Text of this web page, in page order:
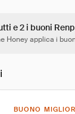
e 2 i buoni
Honey applica i
BUONO